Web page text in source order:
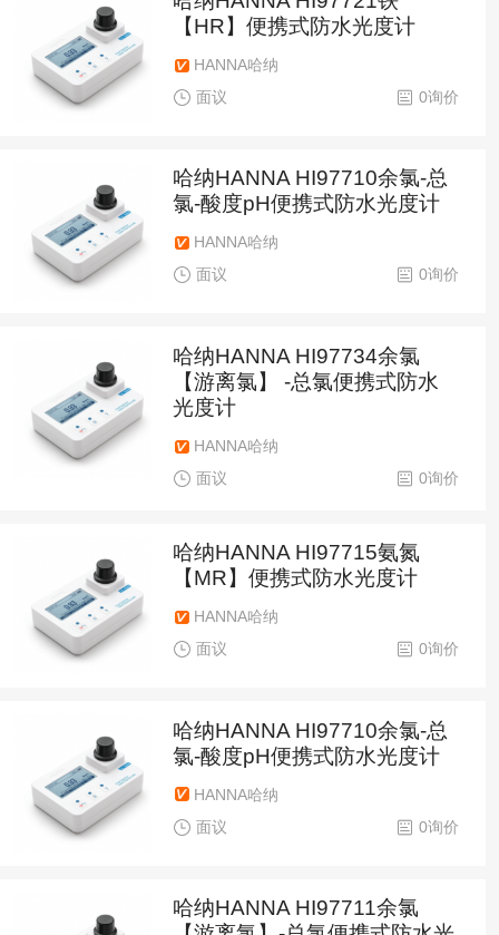
【HR】便携式防水光度计
HANNA哈纳
0询价
面议
哈纳HANNA HI97710余氯-总
氯-酸度pH便携式防水光度计
HANNA哈纳
0询价
面议
哈纳HANNA HI97734余氯
【游离氯】 -总氯便携式防水
光度计
HANNA哈纳
0询价
面议
哈纳HANNA HI97715氨氮
【MR】便携式防水光度计
HANNA哈纳
0询价
面议
哈纳HANNA HI97710余氯-总
氯-酸度pH便携式防水光度计
HANNA哈纳
0询价
面议
哈纳HANNA HI97711余氯